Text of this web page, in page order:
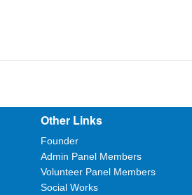
Other Links
Founder
Admin Panel Members
Volunteer Panel Members
Social Works